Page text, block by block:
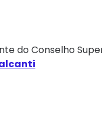
do Conselho